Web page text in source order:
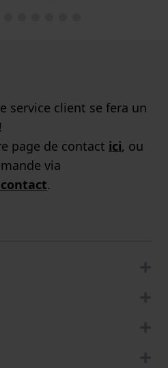
service client se fera un
page de contact ici, ou
via
.